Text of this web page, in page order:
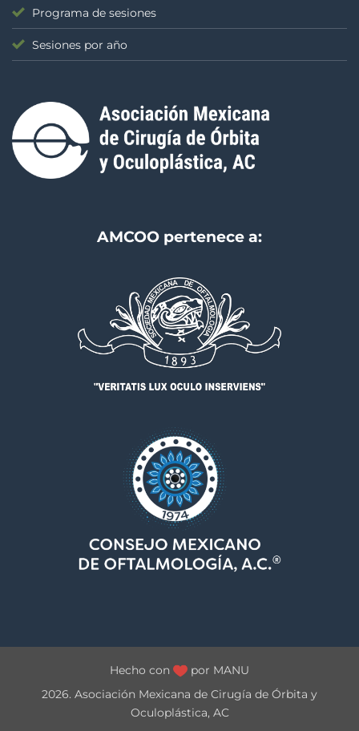
Programa de sesiones
Sesiones por año
AMCOO pertenece a:
Hecho con por MANU
2026. Asociación Mexicana de Cirugía de Órbita y
Oculoplástica, AC